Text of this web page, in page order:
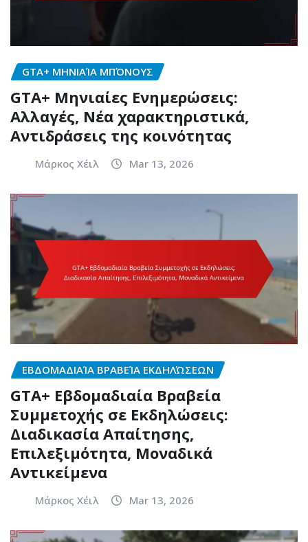
GTA+ ΜΗΝΙΑΊΑ ΜΠΌΝΟΥΣ
GTA+ Μηνιαίες Ενημερώσεις:
Αλλαγές, Νέα χαρακτηριστικά,
Αντιδράσεις της κοινότητας
Μάρκος Χέιλ Mar 13, 2026
ΕΒΔΟΜΑΔΙΑΊΑ ΒΡΑΒΕΊΑ ΕΚΔΗΛΏΣΕΩΝ
GTA+ Εβδομαδιαία Βραβεία
Συμμετοχής σε Εκδηλώσεις:
Διαδικασία Απαίτησης,
Επιλεξιμότητα, Μοναδικά
Αντικείμενα
Μάρκος Χέιλ Mar 13, 2026